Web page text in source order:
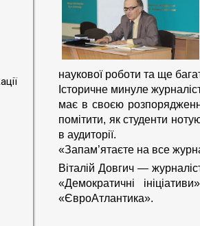
наукової роботи та ще
Історичне минуле
має в своєю
помітити, як студенти
в аудиторії.
«Запам’ятаєте на все
Віталій Довгич —
«Демократичні
«ЄвроАтлантика».